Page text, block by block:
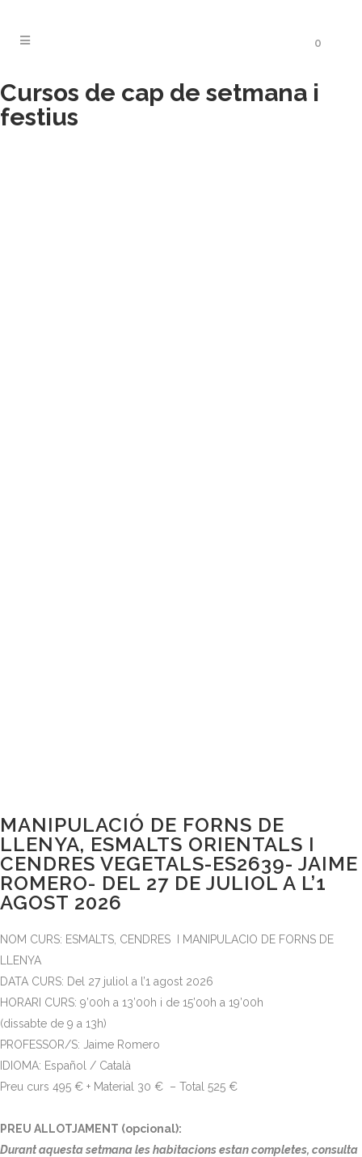
0
Cursos de cap de setmana i
festius
MANIPULACIÓ DE FORNS DE
LLENYA, ESMALTS ORIENTALS I
CENDRES VEGETALS-ES2639- JAIME
ROMERO- DEL 27 DE JULIOL A L’1
AGOST 2026
NOM CURS: ESMALTS, CENDRES I MANIPULACIO DE FORNS DE
LLENYA
DATA CURS: Del 27 juliol a l’1 agost 2026
HORARI CURS: 9’00h a 13’00h i de 15’00h a 19’00h
(dissabte de 9 a 13h)
PROFESSOR/S: Jaime Romero
IDIOMA: Español / Català
Preu curs 495 € + Material 30 € – Total 525 €
PREU ALLOTJAMENT (opcional):
Durant aquesta setmana les habitacions estan completes, consulta